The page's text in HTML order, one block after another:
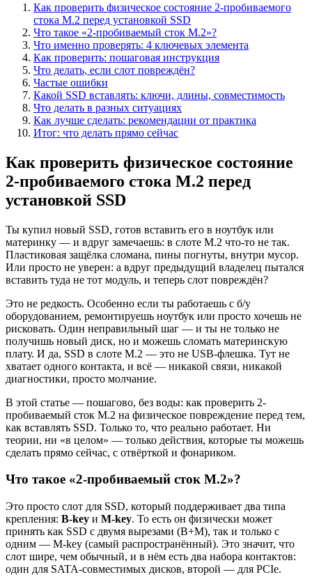
Как проверить физическое состояние 2-пробиваемого
стока M.2 перед установкой SSD
Что такое «2-пробиваемый сток M.2»?
Что именно проверять: 4 ключевых элемента
Как проверить: пошаговая инструкция
Что делать, если слот повреждён?
Частые ошибки
Какой SSD вставлять: ключи, длины, совместимость
Что делать в разных ситуациях
Как лучше сделать: рекомендации от практика
Итог: что делать прямо сейчас
Как проверить физическое состояние
2-пробиваемого стока M.2 перед
установкой SSD
Ты купил новый SSD, готов вставить его в ноутбук или
материнку — и вдруг замечаешь: в слоте M.2 что-то не так.
Пластиковая защёлка сломана, пины погнуты, внутри мусор.
Или просто не уверен: а вдруг предыдущий владелец пытался
вставить туда не тот модуль, и теперь слот повреждён?
Это не редкость. Особенно если ты работаешь с б/у
оборудованием, ремонтируешь ноутбук или просто хочешь не
рисковать. Один неправильный шаг — и ты не только не
получишь новый диск, но и можешь сломать материнскую
плату. И да, SSD в слоте M.2 — это не USB-флешка. Тут не
хватает одного контакта, и всё — никакой связи, никакой
диагностики, просто молчание.
В этой статье — пошагово, без воды: как проверить 2-
пробиваемый сток M.2 на физическое повреждение перед тем,
как вставлять SSD. Только то, что реально работает. Ни
теории, ни «в целом» — только действия, которые ты можешь
сделать прямо сейчас, с отвёрткой и фонариком.
Что такое «2-пробиваемый сток M.2»?
Это просто слот для SSD, который поддерживает два типа
крепления: B-key и M-key. То есть он физически может
принять как SSD с двумя вырезами (B+M), так и только с
одним — M-key (самый распространённый). Это значит, что
слот шире, чем обычный, и в нём есть два набора контактов:
один для SATA-совместимых дисков, второй — для PCIe.